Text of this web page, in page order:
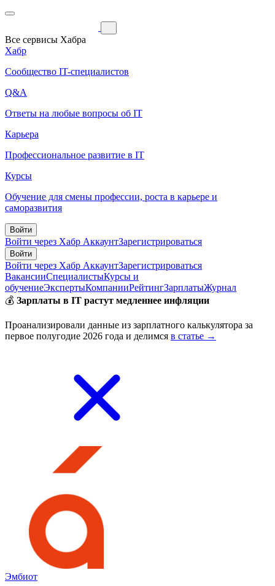
Все сервисы Хабра
Хабр
Сообщество IT-специалистов
Q&A
Ответы на любые вопросы об IT
Карьера
Профессиональное развитие в IT
Курсы
Обучение для смены профессии, роста в карьере и
саморазвития
Войти
Войти через Хабр АккаунтЗарегистрироваться
Войти
Войти через Хабр АккаунтЗарегистрироваться
ВакансииСпециалистыКурсы и
обучениеЭкспертыКомпанииРейтингЗарплатыЖурнал
💰 Зарплаты в IT растут медленнее инфляции
Проанализировали данные из зарплатного калькулятора за
первое полугодие 2026 года и делимся в статье →
Эмбиот